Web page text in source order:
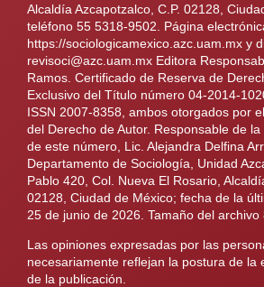
Alcaldía Azcapotzalco, C.P. 02128,
teléfono 55 5318-9502. Página
https://sociologicamexico.azc.uam.mx y
revisoci@azc.uam.mx Editora
Ramos. Certificado de Reserva de
Exclusivo del Título número 04-2014-
ISSN 2007-8358, ambos otorgados por
del Derecho de Autor. Responsable de
de este número, Lic. Alejandra Delfina
Departamento de Sociología, Unidad
Pablo 420, Col. Nueva El Rosario,
02128, Ciudad de México; fecha de la
25 de junio de 2026. Tamaño del archivo
Las opiniones expresadas por las
necesariamente reflejan la postura de la
de la publicación.